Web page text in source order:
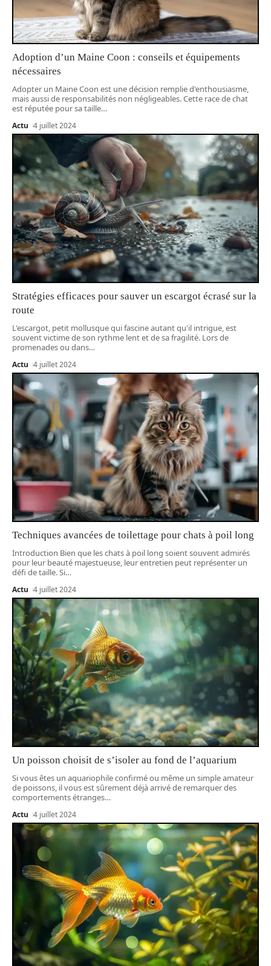
Adoption d’un Maine Coon : conseils et équipements
nécessaires
Adopter un Maine Coon est une décision remplie d'enthousiasme,
mais aussi de responsabilités non négligeables. Cette race de chat
est réputée pour sa taille…
Actu 4 juillet 2024
Stratégies efficaces pour sauver un escargot écrasé sur la
route
L'escargot, petit mollusque qui fascine autant qu'il intrigue, est
souvent victime de son rythme lent et de sa fragilité. Lors de
promenades ou dans…
Actu 4 juillet 2024
Techniques avancées de toilettage pour chats à poil long
Introduction Bien que les chats à poil long soient souvent admirés
pour leur beauté majestueuse, leur entretien peut représenter un
défi de taille. Si…
Actu 4 juillet 2024
Un poisson choisit de s’isoler au fond de l’aquarium
Si vous êtes un aquariophile confirmé ou même un simple amateur
de poissons, il vous est sûrement déjà arrivé de remarquer des
comportements étranges…
Actu 4 juillet 2024